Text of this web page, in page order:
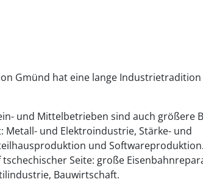
Gmünd hat eine lange Industrietradition
und Mittelbetrieben sind auch größere
Metall- und Elektroindustrie, Stärke- und
und
Seite: große
Bauwirtschaft.